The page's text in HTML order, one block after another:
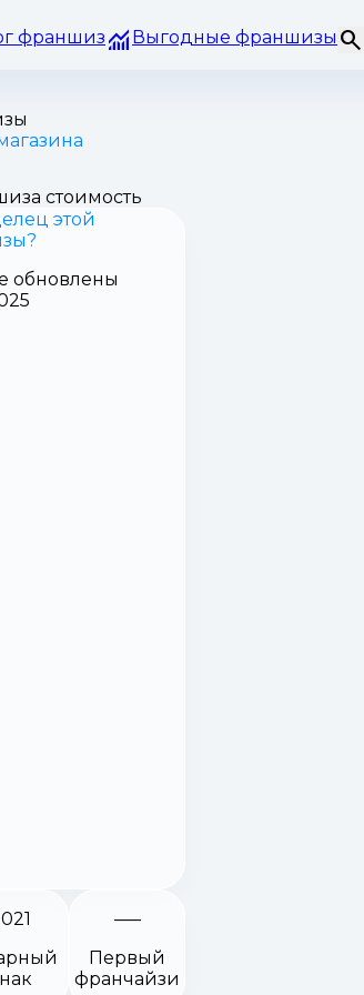
франшиз Выгодные франшизы
стоимость
этой
обновлены
Первый
франчайзи